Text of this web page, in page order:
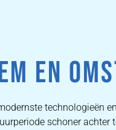
EN
technologieën
schoner achter